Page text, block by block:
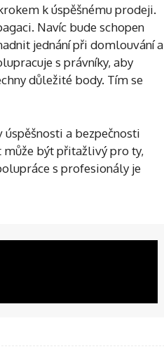
k úspěšnému prodeji.
Navíc bude schopen
jednání při domlouvání a
s právníky, aby
důležité body. Tím se
a bezpečnosti
být přitažlivý pro ty,
s profesionály je